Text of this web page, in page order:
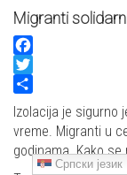
Српски језик
Migranti
Facebook
Twitter
Share
Izolacija je sigurno
vreme. Migranti u
godinama. Kako